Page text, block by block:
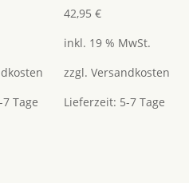
7 Tage
42,95 €
inkl. 19 % MwSt.
zzgl. Versandkosten
Lieferzeit: 5-7 Tage